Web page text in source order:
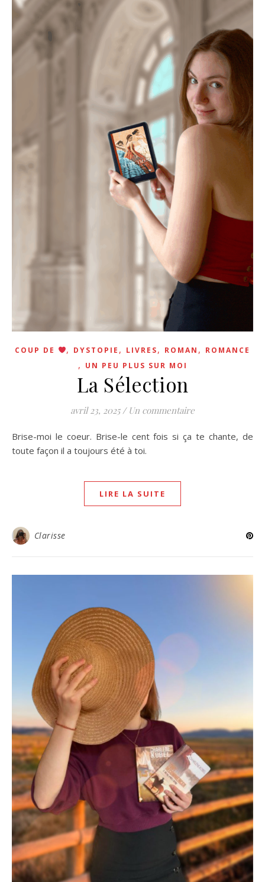
COUP DE , DYSTOPIE , LIVRES, ROMAN , ROMANCE
, UN PEU PLUS SUR MOI
La Sélection
avril 23, 2025 / Un commentaire
Brise-moi le coeur. Brise-le cent fois si ça te chante, de
toute façon il a toujours été à toi.
LIRE LA SUITE
Clarisse